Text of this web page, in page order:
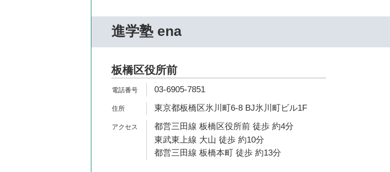
進学塾 ena
板橋区役所前
03-6905-7851
東京都板橋区氷川町6-8 BJ氷川町ビル1F
都営三田線 板橋区役所前 徒歩 約4分
東武東上線 大山 徒歩 約10分
都営三田線 板橋本町 徒歩 約13分